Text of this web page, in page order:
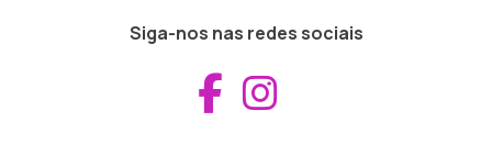
Siga-nos nas redes sociais
Aceder ao